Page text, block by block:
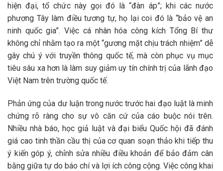
hiện đại, tổ chức này gọi đó là “đàn áp”; khi các nước
phương Tây làm điều tương tự, họ lại coi đó là “bảo vệ an
ninh quốc gia”. Việc cá nhân hóa công kích Tổng Bí thư
không chỉ nhằm tạo ra một “gương mặt chịu trách nhiệm” dễ
gây chú ý với truyền thông quốc tế, mà còn phục vụ mục
tiêu sâu xa hơn là làm suy giảm uy tín chính trị của lãnh đạo
Việt Nam trên trường quốc tế.
Phản ứng của dư luận trong nước trước hai đạo luật là minh
chứng rõ ràng cho sự vô căn cứ của cáo buộc nói trên.
Nhiều nhà báo, học giả luật và đại biểu Quốc hội đã đánh
giá cao tinh thần cầu thị của cơ quan soạn thảo khi tiếp thu
ý kiến góp ý, chỉnh sửa nhiều điều khoản để bảo đảm cân
bằng giữa tự do báo chí và lợi ích công cộng. Việc công khai